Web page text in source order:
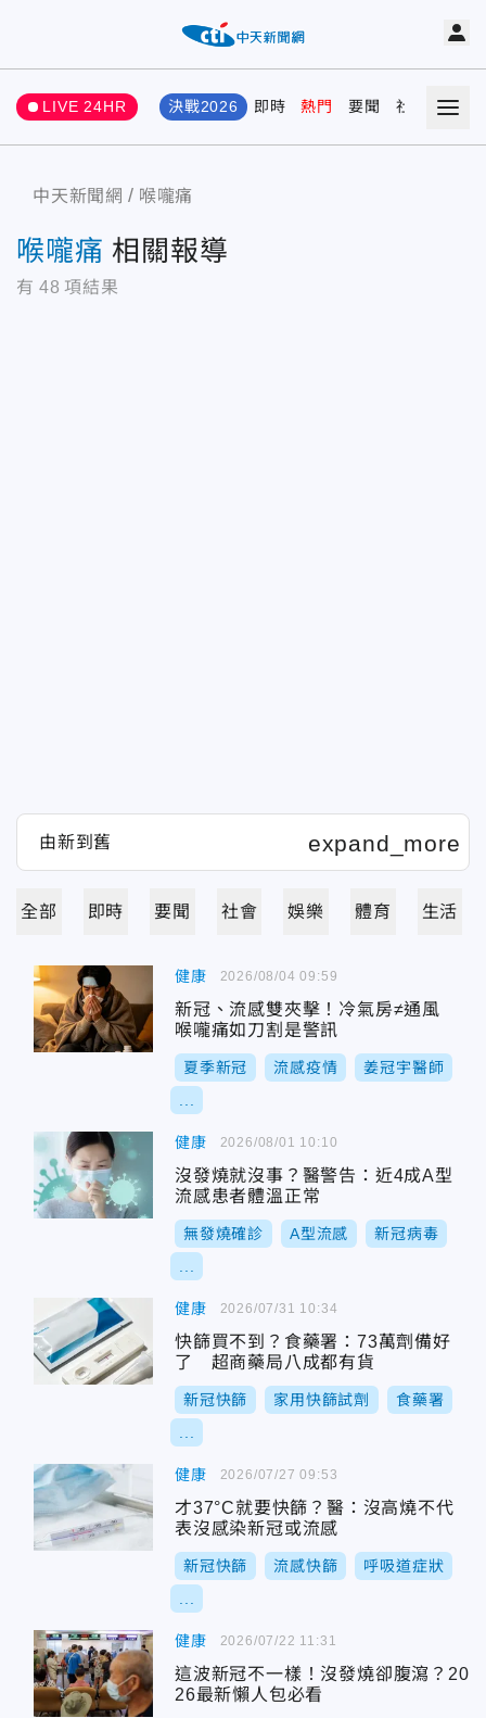
LIVE 24HR 決戰2026 即時 熱門 要聞 社會 娛樂
中天新聞網 喉嚨痛
喉嚨痛 相關報導
有 48 項結果
全部 即時 要聞 社會 娛樂 體育 生活
健康
新冠、流感雙夾擊！冷氣房≠通風
喉嚨痛如刀割是警訊
夏季新冠 流感疫情 姜冠宇醫師
2026/08/04 09:59
健康
沒發燒就沒事？醫警告：近4成A型
流感患者體溫正常
無發燒確診 A型流感 新冠病毒
2026/08/01 10:10
健康
快篩買不到？食藥署：73萬劑備好
了 超商藥局八成都有貨
新冠快篩 家用快篩試劑 食藥署
2026/07/31 10:34
健康
才37°C就要快篩？醫：沒高燒不代
表沒感染新冠或流感
新冠快篩 流感快篩 呼吸道症狀
2026/07/27 09:53
健康
這波新冠不一樣！沒發燒卻腹瀉？20
26最新懶人包必看
2026/07/22 11:31